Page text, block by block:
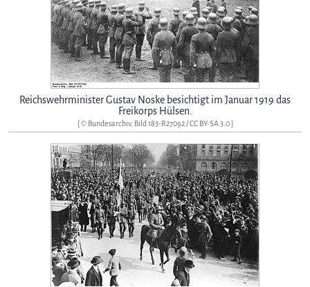
Reichswehrminister Gustav Noske besichtigt im Januar 1919 das
Freikorps Hülsen.
[ © Bundesarchiv, Bild 183-R27092 /CC BY-SA 3.0]